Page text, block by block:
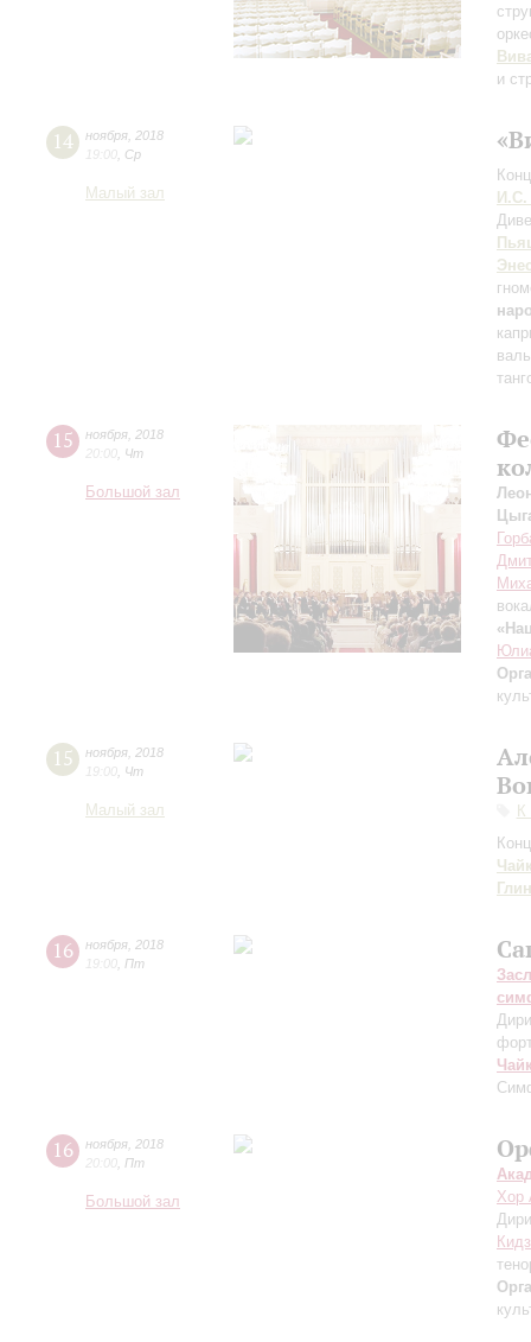
и
14 ноября 2018
19:00 Ср
Малый зал
И.С.
15 ноября 2018
20:00 Чт
Большой зал
15 ноября 2018
19:00 Чт
Малый зал
16 ноября 2018
19:00 Пт
16 ноября 2018
20:00 Пт
Большой зал
Хор